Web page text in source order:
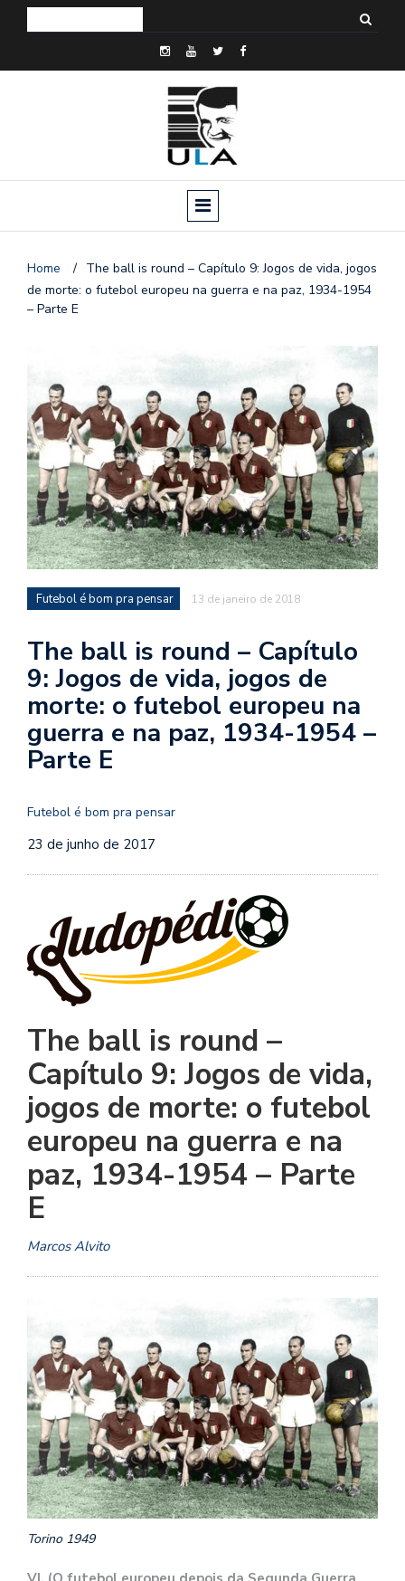
Home / The ball is round – Capítulo 9: Jogos de vida, jogos
de morte: o futebol europeu na guerra e na paz, 1934-1954
– Parte E
Futebol é bom pra pensar 13 de janeiro de 2018
The ball is round – Capítulo
9: Jogos de vida, jogos de
morte: o futebol europeu na
guerra e na paz, 1934-1954 –
Parte E
Futebol é bom pra pensar
23 de junho de 2017
The ball is round –
Capítulo 9: Jogos de vida,
jogos de morte: o futebol
europeu na guerra e na
paz, 1934-1954 – Parte
E
Marcos Alvito
Torino 1949